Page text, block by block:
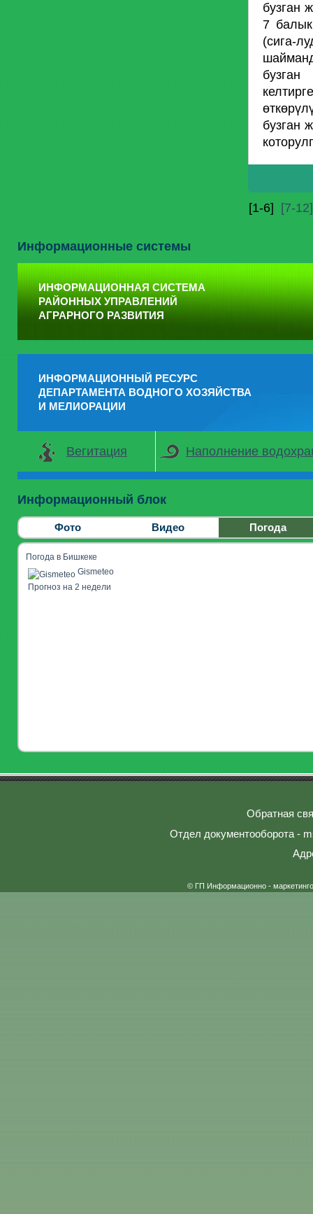
бузган
7
(сига-
бузган
[1-6] [7-12]
Информационные системы
ИНФОРМАЦИОННАЯ СИСТЕМА
РАЙОННЫХ УПРАВЛЕНИЙ
АГРАРНОГО РАЗВИТИЯ
ИНФОРМАЦИОННЫЙ РЕСУРС
ДЕПАРТАМЕНТА ВОДНОГО ХОЗЯЙСТВА
И МЕЛИОРАЦИИ
Вегитация Наполнение
Информационный блок
Фото Видео Погода
Погода в Бишкеке
Gismeteo
Прогноз на 2 недели
Обратная
Отдел документооборота -
© ГП Информационно -